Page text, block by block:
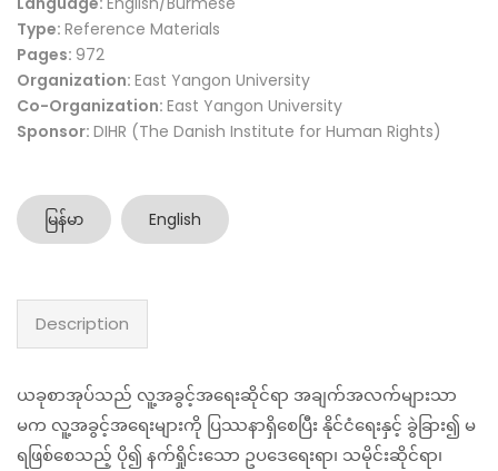
Type: Reference Materials
Pages: 972
Organization: East Yangon University
Co-Organization: East Yangon University
Sponsor: DIHR (The Danish Institute for Human Rights)
မြန်မာ English
Description
ယခုစာအုပ်သည် လူ့အခွင့်အရေးဆိုင်ရာ အချက်အလက်များသာ
မက လူ့အခွင့်အရေးများကို ပြဿနာရှိစေပြီး နိုင်ငံရေးနှင့် ခွဲခြား၍ မ
ရဖြစ်စေသည့် ပို၍ နက်ရှိုင်းသော ဥပဒေရေးရာ၊ သမိုင်းဆိုင်ရာ၊